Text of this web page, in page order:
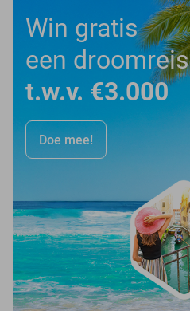
Win gratis
een droomreis
t.w.v. €3.000
Doe mee!